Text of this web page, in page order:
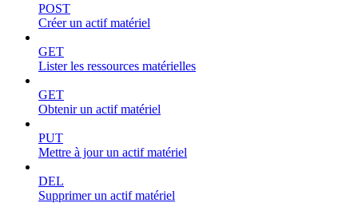
POST
Créer un actif matériel
GET
Lister les ressources matérielles
GET
Obtenir un actif matériel
PUT
Mettre à jour un actif matériel
DEL
Supprimer un actif matériel